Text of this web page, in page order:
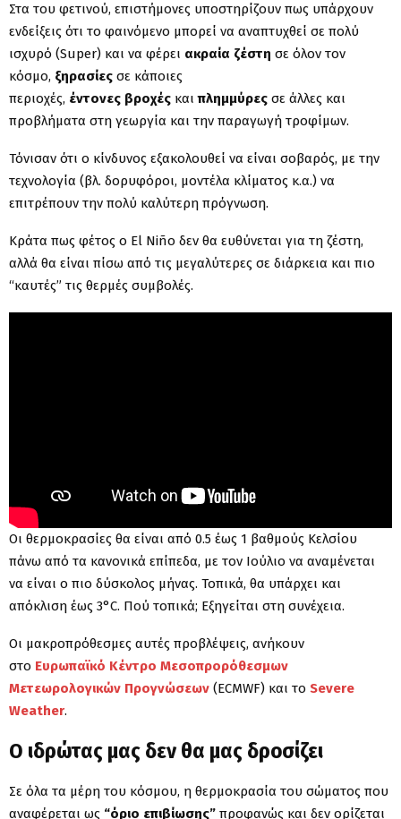
Στα του φετινού, επιστήμονες υποστηρίζουν πως υπάρχουν
ενδείξεις ότι το φαινόμενο μπορεί να αναπτυχθεί σε πολύ
ισχυρό (Super) και να φέρει ακραία ζέστη σε όλον τον
κόσμο, ξηρασίες σε κάποιες
περιοχές, έντονες βροχές καιπλημμύρες σε άλλες και
προβλήματα στη γεωργία και την παραγωγή τροφίμων.
Τόνισαν ότι ο κίνδυνος εξακολουθεί να είναι σοβαρός, με την
τεχνολογία (βλ. δορυφόροι, μοντέλα κλίματος κ.α.) να
επιτρέπουν την πολύ καλύτερη πρόγνωση.
Κράτα πως φέτος ο El Niño δεν θα ευθύνεται για τη ζέστη,
αλλά θα είναι πίσω από τις μεγαλύτερες σε διάρκεια και πιο
“καυτές” τις θερμές συμβολές.
Οι θερμοκρασίες θα είναι από 0.5 έως 1 βαθμούς Κελσίου
πάνω από τα κανονικά επίπεδα, με τον Ιούλιο να αναμένεται
να είναι ο πιο δύσκολος μήνας. Τοπικά, θα υπάρχει και
απόκλιση έως 3°C. Πού τοπικά; Εξηγείται στη συνέχεια.
Οι μακροπρόθεσμες αυτές προβλέψεις, ανήκουν
στο Ευρωπαϊκό Κέντρο Μεσοπρορόθεσμων
Μετεωρολογικών Προγνώσεων (ECMWF) και το Severe
Weather.
Ο ιδρώτας μας δεν θα μας δροσίζει
Σε όλα τα μέρη του κόσμου, η θερμοκρασία του σώματος που
αναφέρεται ως “όριο επιβίωσης” προφανώς και δεν ορίζεται